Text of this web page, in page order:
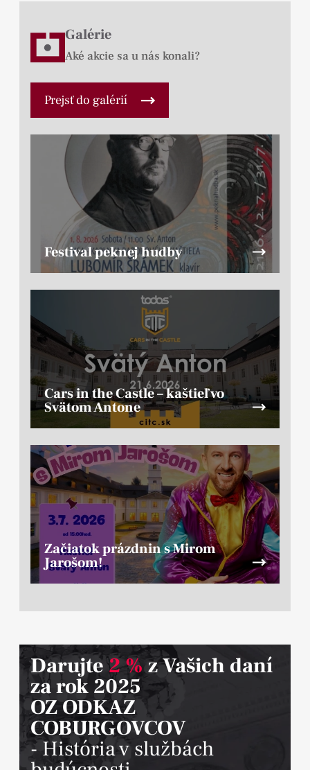
Galérie
Aké akcie sa u nás konali?
Prejsť do galérií
Festival peknej hudby
Cars in the Castle – kaštieľ vo
Svätom Antone
Začiatok prázdnin s Mirom
Jarošom!
Darujte2 %z Vašich daní
za rok 2025
OZ ODKAZ
COBURGOVCOV
- História v službách